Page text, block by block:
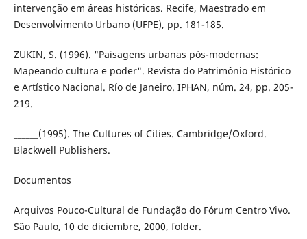
intervenção em áreas históricas. Recife, Maestrado em
Desenvolvimento Urbano (UFPE), pp. 181-185.
ZUKIN, S. (1996). "Paisagens urbanas pós-modernas:
Mapeando cultura e poder". Revista do Patrimônio Histórico
e Artístico Nacional. Río de Janeiro. IPHAN, núm. 24, pp. 205-
219.
______(1995). The Cultures of Cities. Cambridge/Oxford.
Blackwell Publishers.
Documentos
Arquivos Pouco-Cultural de Fundação do Fórum Centro Vivo.
São Paulo, 10 de diciembre, 2000, folder.